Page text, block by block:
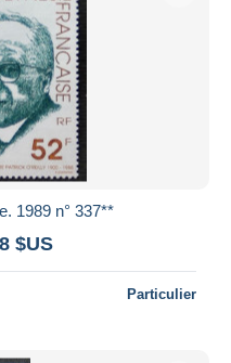
1989 n° 337**
$US
Particulier